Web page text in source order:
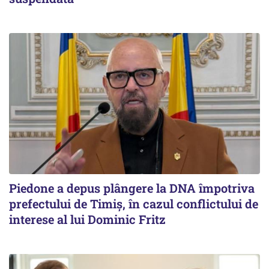
Piedone a depus plângere la DNA împotriva
prefectului de Timiș, în cazul conflictului de
interese al lui Dominic Fritz